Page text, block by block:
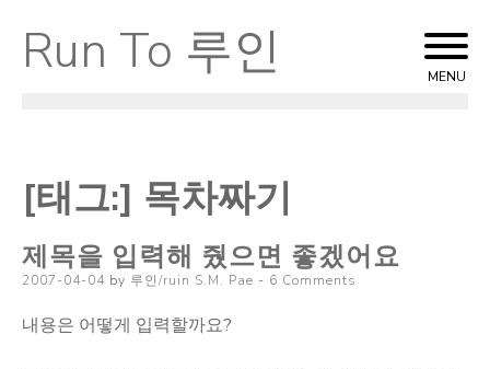
Skip
to
Run To 루인 MENU
[태그:] 목차짜기
제목을 입력해 줬으면 좋겠어요
Posted
2007-04-04 by 루인/ruin S.M. Pae 6 Comments
내용은 어떻게 입력할까요?